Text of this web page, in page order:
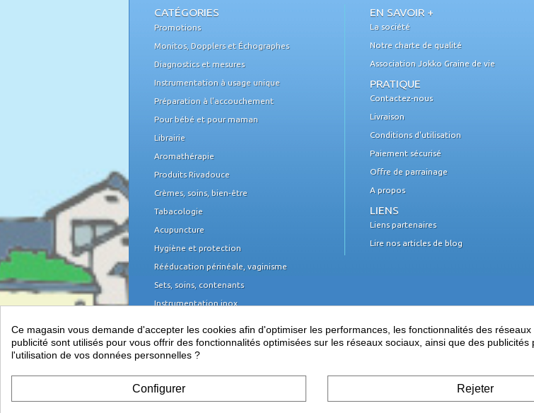
CATÉGORIES
Promotions
Monitos, Dopplers et Échographes
Diagnostics et mesures
Instrumentation à usage unique
Préparation à l'accouchement
Pour bébé et pour maman
Librairie
Aromathérapie
Produits Rivadouce
Crèmes, soins, bien-être
Tabacologie
Acupuncture
Hygiène et protection
Rééducation périnéale, vaginisme
Sets, soins, contenants
Instrumentation inox
Mobilier médical
Équipement du cabinet
Papeterie, piles
Télétransmission, informatique et TPE
EN SAVOIR +
La société
Notre charte de qualité
Association Jokko Graine de vie
PRATIQUE
Contactez-nous
Livraison
Conditions d'utilisation
Paiement sécurisé
Offre de parrainage
A propos
LIENS
Liens partenaires
Lire nos articles de blog
Ce magasin vous demande d'accepter les cookies afin d'optimiser les performances, les fonctionnalités des
publicité sont utilisés pour vous offrir des fonctionnalités optimisées sur les réseaux sociaux, ainsi que des
l'utilisation de vos données personnelles ?
Configurer Rejeter